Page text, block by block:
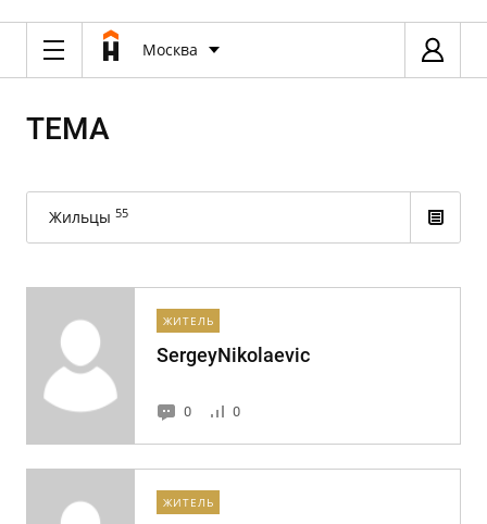
Москва
ТЕМА
Жильцы 55
ЖИТЕЛЬ
SergeyNikolaevic
0 0
ЖИТЕЛЬ